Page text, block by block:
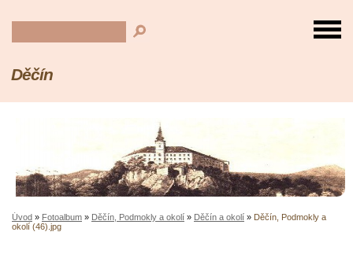
Děčín
Úvod » Fotoalbum » Děčín, Podmokly a okolí » Děčín a okolí » Děčín, Podmokly a
okolí (46).jpg